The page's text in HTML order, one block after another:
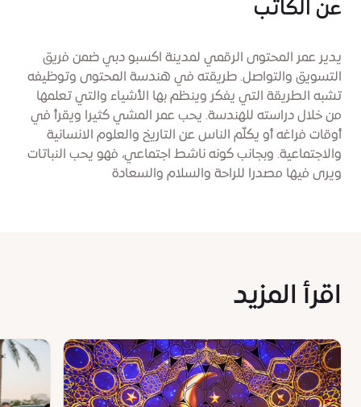
عن الكاتب
يدير عمر المحتوى الرقمي لمدينة اكسبو دبي ضمن فريق
التسويق والتواصل. طريقته في هندسة المحتوى وتوظيفه
تشبه الطريقة التي يفكر وينظم بها الأشياء والتي تعلمها
من خلال دراسته للهندسة. يحب عمر المشي كثيرا ويقرأ في
أوقات فراغه أو يكلّم الناس عن التاريخ والعلوم الانسانية
والاجتماعية. وبجانب كونه ناشط اجتماعي، فهو يحب النباتات
ويرى فيها مصدرا للراحة والسلام والسعادة
اقرأ المزيد